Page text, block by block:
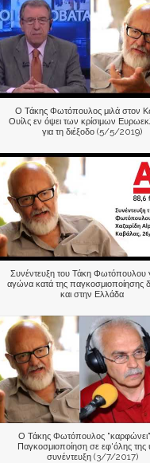
Ο Τάκης Φωτόπουλος μιλά στον
Ουίλς εν όψει των κρίσιμων
για τη διέξοδο (5/5/2019)
Συνέντευξη του Τάκη Φωτόπουλου
αγώνα κατά της παγκοσμιοποίησης
και στην Ελλάδα
Ο Τάκης Φωτόπουλος "καρφώνει"
Παγκοσμιοποίηση σε εφ'όλης της
συνέντευξη (3/7/2017)